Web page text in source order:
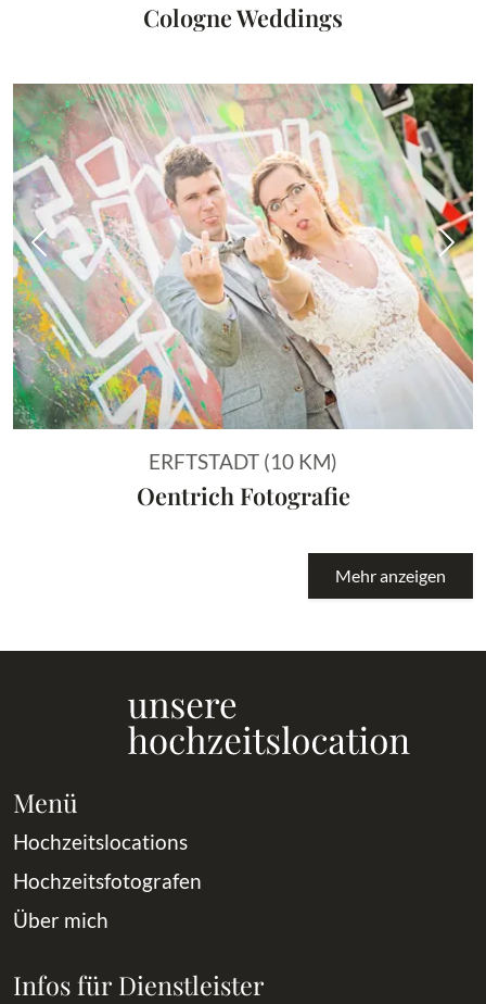
Cologne Weddings
Vorheriges Bild
ERFTSTADT (10 KM)
Oentrich Fotografie
Mehr anzeigen
Menü
Hochzeitslocations
Hochzeitsfotografen
Über mich
Infos für Dienstleister